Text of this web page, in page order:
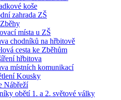
koše
zahrada ZŠ
místa u ZŠ
chodníků na hřbitově
cesta ke Zběhům
hřbitova
místních komunikací
Kousky
Nábřeží
obětí 1. a 2. světové války